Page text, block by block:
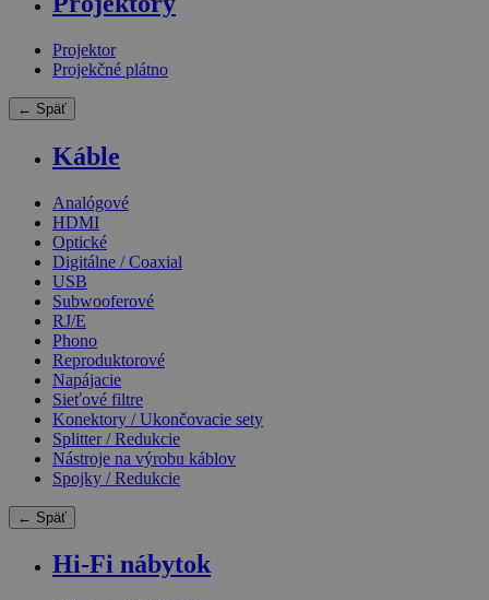
Projektor
Projekčné plátno
← Späť
Káble
Analógové
HDMI
Optické
Digitálne / Coaxial
USB
Subwooferové
RJ/E
Phono
Reproduktorové
Napájacie
Sieťové filtre
Konektory / Ukončovacie sety
Splitter / Redukcie
Nástroje na výrobu káblov
Spojky / Redukcie
← Späť
Hi-Fi nábytok